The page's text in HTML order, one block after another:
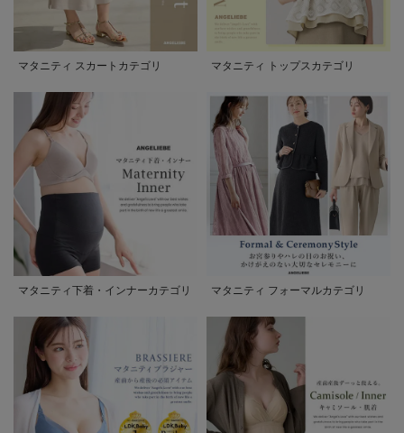
マタニティ スカートカテゴリ マタニティ トップスカテゴリ
マタニティ下着・インナーカテゴリ マタニティ フォーマルカテゴリ